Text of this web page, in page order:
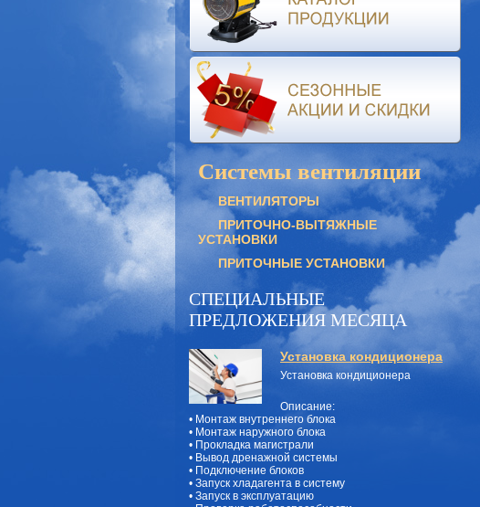
Системы вентиляции
ВЕНТИЛЯТОРЫ
ПРИТОЧНО-ВЫТЯЖНЫЕ
УСТАНОВКИ
ПРИТОЧНЫЕ УСТАНОВКИ
СПЕЦИАЛЬНЫЕ
ПРЕДЛОЖЕНИЯ МЕСЯЦА
Установка кондиционера
Установка кондиционера
Описание:
• Монтаж внутреннего блока
• Монтаж наружного блока
• Прокладка магистрали
• Вывод дренажной системы
• Подключение блоков
• Запуск хладагента в систему
• Запуск в эксплуатацию